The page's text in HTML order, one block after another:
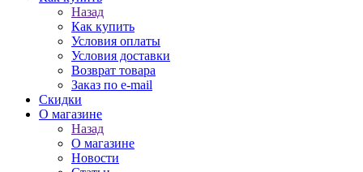
Назад
Как купить
Условия оплаты
Условия доставки
Возврат товара
Заказ по e-mail
Скидки
О магазине
Назад
О магазине
Новости